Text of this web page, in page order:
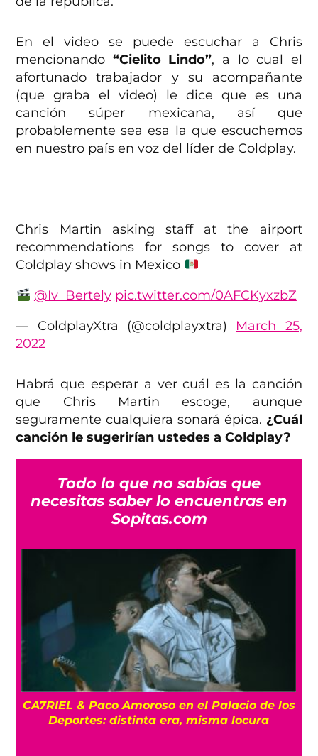
En el video se puede escuchar a Chris
mencionando “Cielito Lindo”, a lo cual el
afortunado trabajador y su acompañante
(que graba el video) le dice que es una
canción súper mexicana, así que
probablemente sea esa la que escuchemos
en nuestro país en voz del líder de Coldplay.
Chris Martin asking staff at the airport
recommendations for songs to cover at
Coldplay shows in Mexico
@Iv_Bertely pic.twitter.com/0AFCKyxzbZ
— ColdplayXtra (@coldplayxtra) March 25,
2022
Habrá que esperar a ver cuál es la canción
que Chris Martin escoge, aunque
seguramente cualquiera sonará épica. ¿Cuál
canción le sugerirían ustedes a Coldplay?
Todo lo que no sabías que
necesitas saber lo encuentras en
Sopitas.com
CA7RIEL & Paco Amoroso en el Palacio de los
Deportes: distinta era, misma locura